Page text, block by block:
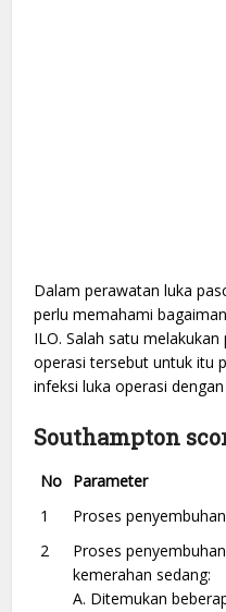
Dalam perawatan luka
perlu memahami
ILO. Salah satu
operasi tersebut untuk itu
infeksi luka operasi
Southampton
No Parameter
1
Proses
2
Proses
kemerahan sedang:
A. Ditemukan